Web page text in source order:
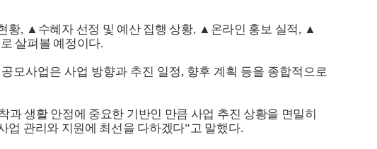
황, ▲ 수혜자 선정 및 예산 집행 상황, ▲ 온라인 홍보 실적, ▲
살펴볼 예정이다.
모사업은 사업 방향과 추진 일정, 향후 계획 등을 종합적으로
과 생활 안정에 중요한 기반인 만큼 사업 추진 상황을 면밀히
업 관리와 지원에 최선을 다하겠다”고 말했다.